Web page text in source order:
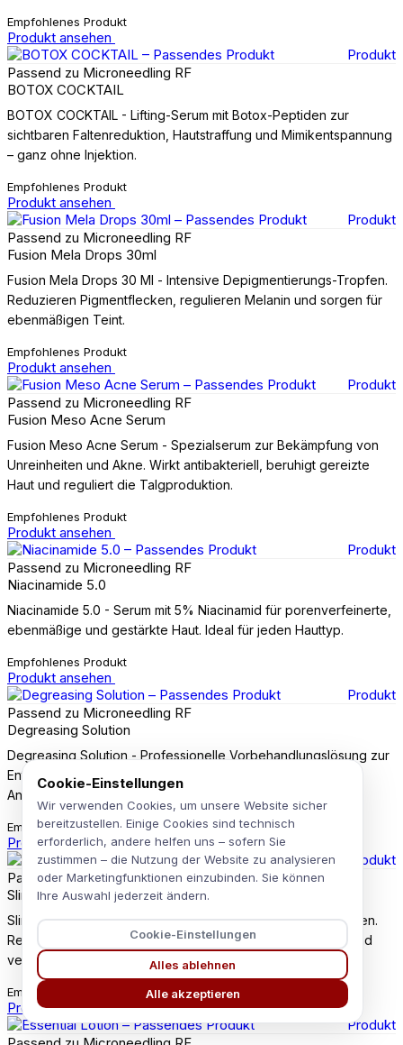
Empfohlenes Produkt
Produkt ansehen
Produkt
Passend zu Microneedling RF
BOTOX COCKTAIL
BOTOX COCKTAIL - Lifting-Serum mit Botox-Peptiden zur
sichtbaren Faltenreduktion, Hautstraffung und Mimikentspannung
– ganz ohne Injektion.
Empfohlenes Produkt
Produkt ansehen
Produkt
Passend zu Microneedling RF
Fusion Mela Drops 30ml
Fusion Mela Drops 30 Ml - Intensive Depigmentierungs-Tropfen.
Reduzieren Pigmentflecken, regulieren Melanin und sorgen für
ebenmäßigen Teint.
Empfohlenes Produkt
Produkt ansehen
Produkt
Passend zu Microneedling RF
Fusion Meso Acne Serum
Fusion Meso Acne Serum - Spezialserum zur Bekämpfung von
Unreinheiten und Akne. Wirkt antibakteriell, beruhigt gereizte
Haut und reguliert die Talgproduktion.
Empfohlenes Produkt
Produkt ansehen
Produkt
Passend zu Microneedling RF
Niacinamide 5.0
Niacinamide 5.0 - Serum mit 5% Niacinamid für porenverfeinerte,
ebenmäßige und gestärkte Haut. Ideal für jeden Hauttyp.
Empfohlenes Produkt
Produkt ansehen
Produkt
Passend zu Microneedling RF
Degreasing Solution
Degreasing Solution - Professionelle Vorbehandlungslösung zur
Entfettung und Vorbereitung der Haut vor ästhetischen
Anwendungen.
Empfohlenes Produkt
Produkt ansehen
Produkt
Passend zu Microneedling RF
Slim fit Body
Slim fit Body - Straffendes Körperserum für die Problemzonen.
Regt die Mikrozirkulation an, fördert die Fettverbrennung und
verbessert das Hautbild.
Empfohlenes Produkt
Produkt ansehen
Produkt
Cookie-Einstellungen
Wir verwenden Cookies, um unsere Website sicher
bereitzustellen. Einige Cookies sind technisch
erforderlich, andere helfen uns – sofern Sie
zustimmen – die Nutzung der Website zu analysieren
oder Marketingfunktionen einzubinden. Sie können
Ihre Auswahl jederzeit ändern.
Cookie-Einstellungen
Alles ablehnen
Alle akzeptieren